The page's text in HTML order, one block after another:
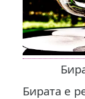
Бирата е